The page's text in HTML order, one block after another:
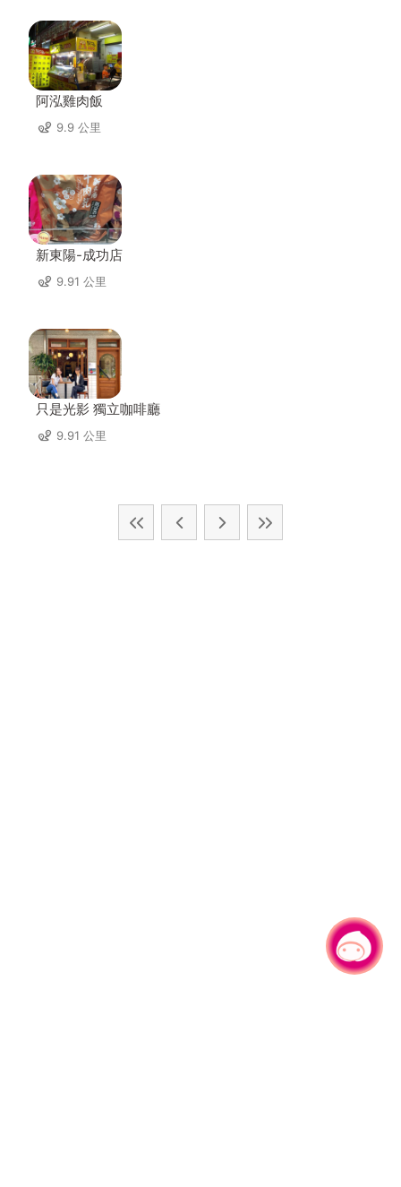
阿泓雞肉飯
9.9 公里
新東陽-成功店
9.91 公里
只是光影 獨立咖啡廳
9.91 公里